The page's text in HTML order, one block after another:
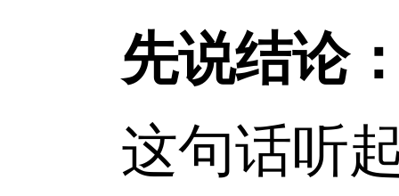
先说结论：
这句话听起